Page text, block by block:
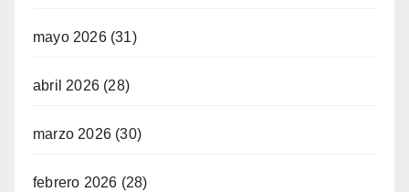
mayo 2026(31)
abril 2026 (28)
marzo 2026 (30)
febrero 2026 (28)